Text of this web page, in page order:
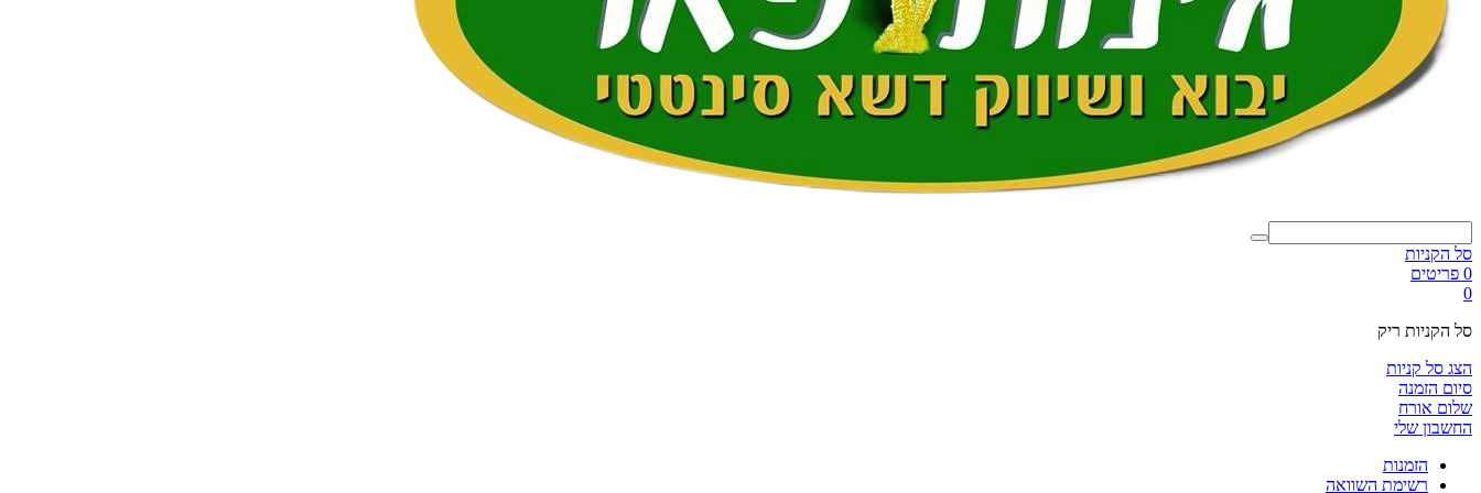
סל הקניות
0 פריטים
0
סל הקניות ריק
הצג סל קניות
סיום הזמנה
שלום אורח
החשבון שלי
הזמנות
רשימת השוואה